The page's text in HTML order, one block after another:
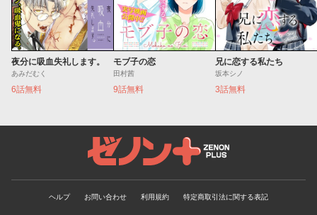
夜分に吸血失礼します。
あみだむく
6話無料
モブ子の恋
田村茜
9話無料
兄に恋する私たち
坂本シノ
3話無料
ゼノンプラス
ヘルプ お問い合わせ 利用規約 特定商取引法に関する表記